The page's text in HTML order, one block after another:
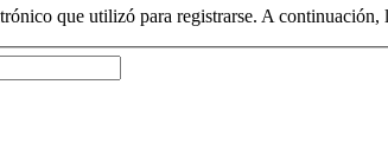
que utilizó para registrarse. A continuación,